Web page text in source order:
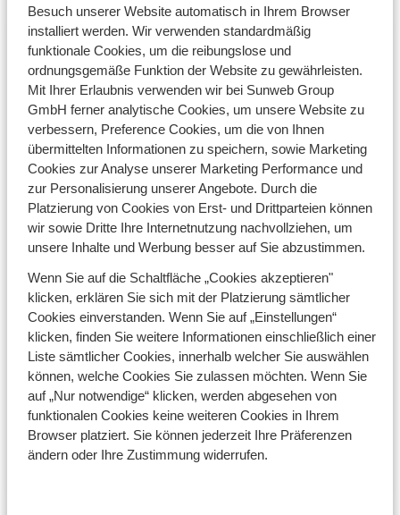
Besuch unserer Website automatisch in Ihrem Browser
installiert werden. Wir verwenden standardmäßig
funktionale Cookies, um die reibungslose und
ordnungsgemäße Funktion der Website zu gewährleisten.
Mit Ihrer Erlaubnis verwenden wir bei Sunweb Group
GmbH ferner analytische Cookies, um unsere Website zu
verbessern, Preference Cookies, um die von Ihnen
übermittelten Informationen zu speichern, sowie Marketing
Cookies zur Analyse unserer Marketing Performance und
zur Personalisierung unserer Angebote. Durch die
Platzierung von Cookies von Erst- und Drittparteien können
wir sowie Dritte Ihre Internetnutzung nachvollziehen, um
unsere Inhalte und Werbung besser auf Sie abzustimmen.
Wenn Sie auf die Schaltfläche „Cookies akzeptieren"
klicken, erklären Sie sich mit der Platzierung sämtlicher
Cookies einverstanden. Wenn Sie auf „Einstellungen“
klicken, finden Sie weitere Informationen einschließlich einer
Liste sämtlicher Cookies, innerhalb welcher Sie auswählen
können, welche Cookies Sie zulassen möchten. Wenn Sie
auf „Nur notwendige“ klicken, werden abgesehen von
funktionalen Cookies keine weiteren Cookies in Ihrem
Browser platziert. Sie können jederzeit Ihre Präferenzen
ändern oder Ihre Zustimmung widerrufen.
300 Pistenkilometer / Auf bis zu 3456 m / 2
Gletscher
Spannende schwarze Pisten & Off-Piste-
Möglichkeiten
Moderne Liftanlagen & kurze Wartezeiten
Traum für Snowboarder und Freerider
Bis zum 31.10.2017 gratis Skimaterial + nur
Snowboard